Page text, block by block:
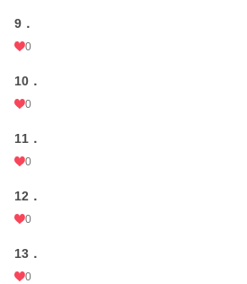
9．
0
10．
0
11．
0
12．
0
13．
0